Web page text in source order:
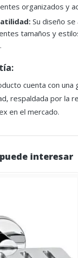
organizados y
Su diseño se
tamaños y
cuenta con una
respaldada por la
en el mercado.
interesar